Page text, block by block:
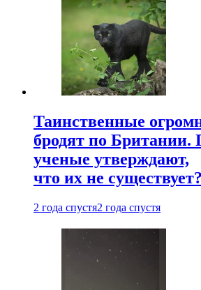
Таинственные
бродят по Британии.
ученые утверждают,
что их не существует?
2 года спустя2 года спустя